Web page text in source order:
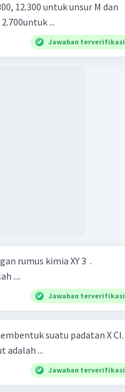
12.300 untuk unsur M dan
...
Jawaban terverifikasi
rumus kimia XY 3 ​ .
....
Jawaban terverifikasi
suatu padatan X CI.
adalah ...
Jawaban terverifikasi